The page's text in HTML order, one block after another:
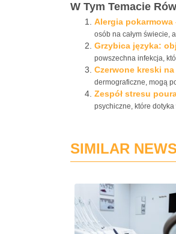
W Tym Temacie
Alergia
osób na całym świecie,
Grzybica języka:
powszechna infekcja,
Czerwone kreski
dermograficzne, mogą
Zespół stresu
psychiczne, które
SIMILAR NEWS